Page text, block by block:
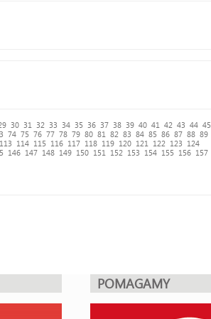
30 31 32 33 34 35 36 37 38 39 40 41 42 43 44 45
74 75 76 77 78 79 80 81 82 83 84 85 86 87 88 89
113 114 115 116 117 118 119 120 121 122 123
124
146 147 148 149 150 151 152 153 154 155 156 157
POMAGAMY